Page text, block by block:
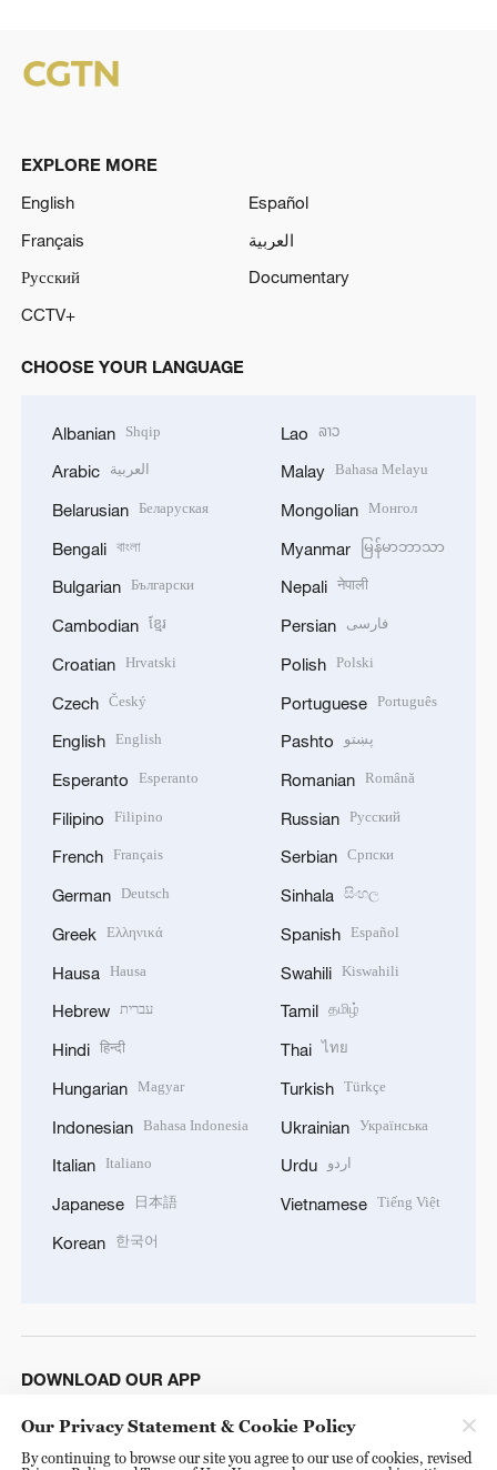
EXPLORE MORE
English
Español
Français
العربية
Русский
Documentary
CCTV+
CHOOSE YOUR LANGUAGE
Albanian Shqip
Arabic العربية
Belarusian Беларуская
Bengali বাংলা
Bulgarian Български
Cambodian ខ្មែរ
Croatian Hrvatski
Czech Český
English English
Esperanto Esperanto
Filipino Filipino
French Français
German Deutsch
Greek Ελληνικά
Hausa Hausa
Hebrew עברית
Hindi हिन्दी
Hungarian Magyar
Indonesian Bahasa Indonesia
Italian Italiano
Japanese 日本語
Korean 한국어
Lao ລາວ
Malay Bahasa Melayu
Mongolian Монгол
Myanmar မြန်မာဘာသာ
Nepali नेपाली
Persian فارسی
Polish Polski
Portuguese Português
Pashto پښتو
Romanian Română
Russian Русский
Serbian Српски
Sinhala සිංහල
Spanish Español
Swahili Kiswahili
Tamil தமிழ்
Thai ไทย
Turkish Türkçe
Ukrainian Українська
Urdu اردو
Vietnamese Tiếng Việt
DOWNLOAD OUR APP
Our Privacy Statement & Cookie Policy
By continuing to browse our site you agree to our use of cookies, revised